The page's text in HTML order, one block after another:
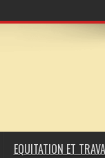
EQUITATION ET